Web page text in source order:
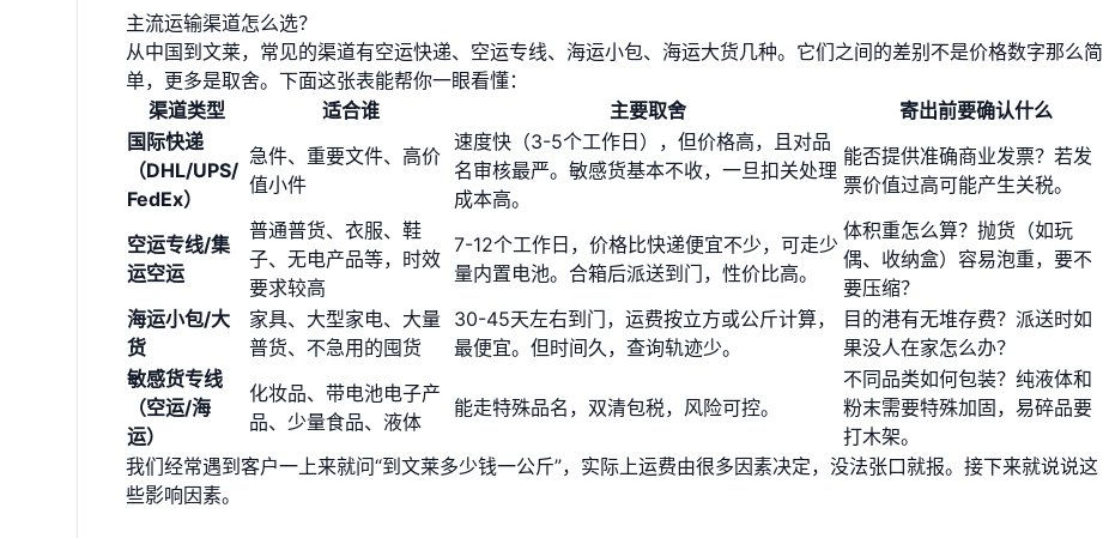
主流运输渠道怎么选？
从中国到文莱，常见的渠道有空运快递、空运专线、海运小包、海运大货几种。它们之间的差别不是价格数字那么简
单，更多是取舍。下面这张表能帮你一眼看懂：
渠道类型
适合谁 主要取舍
寄出前要确认什么
国际快递
（DHL/UPS/
FedEx）
急件、重要文件、高价
值小件
速度快（3-5个工作日），但价格高，且对品
名审核最严。敏感货基本不收，一旦扣关处理
成本高。
能否提供准确商业发票？若发
票价值过高可能产生关税。
空运专线/集
运空运
普通普货、衣服、鞋
子、无电产品等，时效
要求较高
7-12个工作日，价格比快递便宜不少，可走少
量内置电池。合箱后派送到门，性价比高。
体积重怎么算？抛货（如玩
偶、收纳盒）容易泡重，要不
要压缩？
海运小包/大
货
家具、大型家电、大量
普货、不急用的囤货
30-45天左右到门，运费按立方或公斤计算，
最便宜。但时间久，查询轨迹少。
目的港有无堆存费？派送时如
果没人在家怎么办？
敏感货专线
（空运/海
运）
化妆品、带电池电子产
品、少量食品、液体
能走特殊品名，双清包税，风险可控。
不同品类如何包装？纯液体和
粉末需要特殊加固，易碎品要
打木架。
我们经常遇到客户一上来就问“到文莱多少钱一公斤”，实际上运费由很多因素决定，没法张口就报。接下来就说说这
些影响因素。